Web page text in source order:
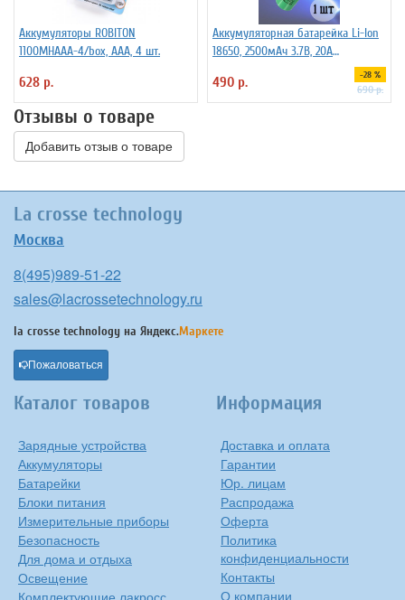
Аккумуляторы ROBITON
1100MHAAA-4/box, ААА, 4 шт.
628 р.
Аккумуляторная батарейка Li-Ion
18650, 2500мАч 3.7В, 20A
490 р. -28 %
690 р.
Отзывы о товаре
Добавить отзыв о товаре
La crosse technology
Москва
8(495)989-51-22
sales@lacrossetechnology.ru
la crosse technology на Яндекс.Маркете
Пожаловаться
Каталог товаров
Зарядные устройства
Аккумуляторы
Батарейки
Блоки питания
Измерительные приборы
Безопасность
Для дома и отдыха
Освещение
Комплектующие лакросс
Информация
Доставка и оплата
Гарантии
Юр. лицам
Распродажа
Оферта
Политика
конфиденциальности
Контакты
О компании